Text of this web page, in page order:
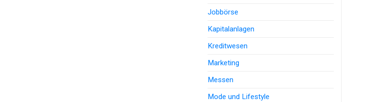
Jobbörse
Kapitalanlagen
Kreditwesen
Marketing
Messen
Mode und Lifestyle